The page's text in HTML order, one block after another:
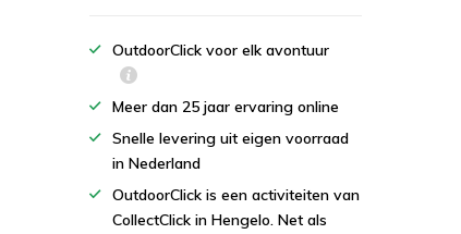
OutdoorClick voor elk avontuur
Meer dan 25 jaar ervaring online
Snelle levering uit eigen voorraad
in Nederland
OutdoorClick is een activiteiten van
CollectClick in Hengelo. Net als